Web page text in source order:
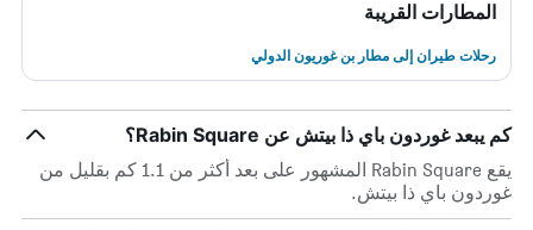
المطارات القريبة
رحلات طيران إلى مطار بن غوريون الدولي
كم يبعد غوردون باي ذا بيتش عن Rabin Square؟
يقع Rabin Square المشهور على بعد أكثر من 1.1 كم بقليل من
غوردون باي ذا بيتش.